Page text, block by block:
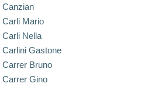
Canzian
Carli Mario
Carli Nella
Carlini Gastone
Carrer Bruno
Carrer Gino